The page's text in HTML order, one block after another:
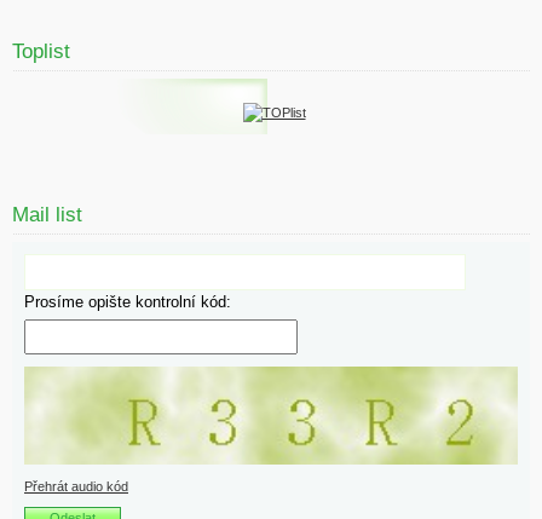
Toplist
Mail list
Prosíme opište kontrolní kód:
Přehrát audio kód